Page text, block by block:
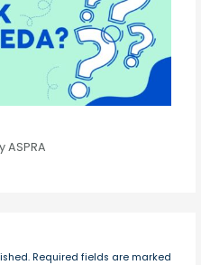
ASPRA
Required fields are marked